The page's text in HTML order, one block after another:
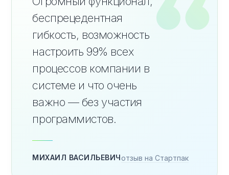
беспрецедентная
гибкость, возможность
настроить 99% всех
процессов компании в
системе и что очень
важно — без участия
программистов.
МИХАИЛ ВАСИЛЬЕВИЧотзыв на Стартпак